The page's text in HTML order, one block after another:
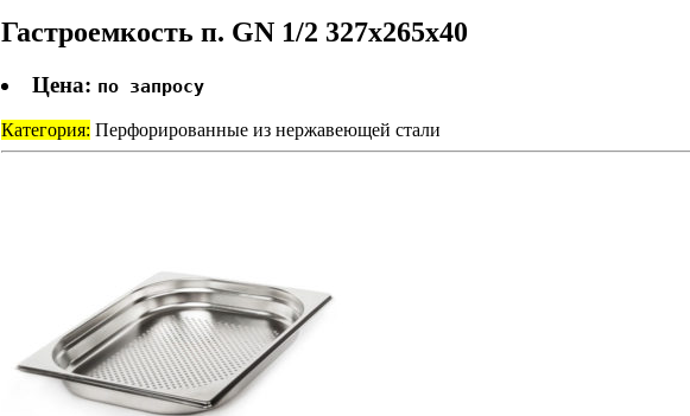
Гастроемкость п. GN 1/2 327х265х40
Цена: по запросу
Категория: Перфорированные из нержавеющей стали